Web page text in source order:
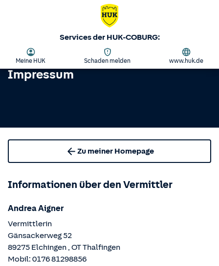
Services der HUK-COBURG:
Meine HUK Schaden melden www.huk.de
Impressum
Zu meiner Homepage
Informationen über den Vermittler
Andrea Aigner
Vermittlerin
Gänsackerweg 52
89275 Elchingen , OTThalfingen
Mobil: 0176 81298856